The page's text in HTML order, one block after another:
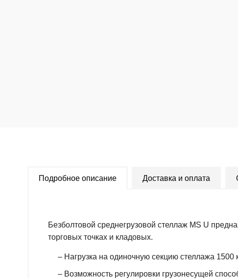
Подробное описание Доставка и оплата
Безболтовой среднегрузовой стеллаж MS U
торговых точках и кладовых.
– Нагрузка на одиночную секцию стеллажа 1500
– Возможность регулировки грузонесущей